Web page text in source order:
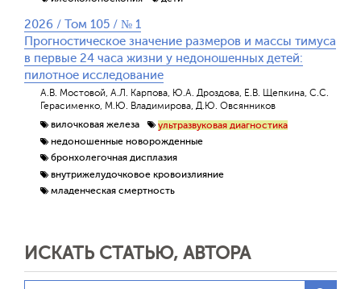
2026 / Том 105 / № 1
Прогностическое значение размеров и массы тимуса
в первые 24 часа жизни у недоношенных детей:
пилотное исследование
А.В. Мостовой, А.Л. Карпова, Ю.А. Дроздова, Е.В. Щепкина, С.С.
Герасименко, М.Ю. Владимирова, Д.Ю. Овсянников
вилочковая железа
ультразвуковая диагностика
недоношенные новорожденные
бронхолегочная дисплазия
внутрижелудочковое кровоизлияние
младенческая смертность
ИСКАТЬ СТАТЬЮ, АВТОРА